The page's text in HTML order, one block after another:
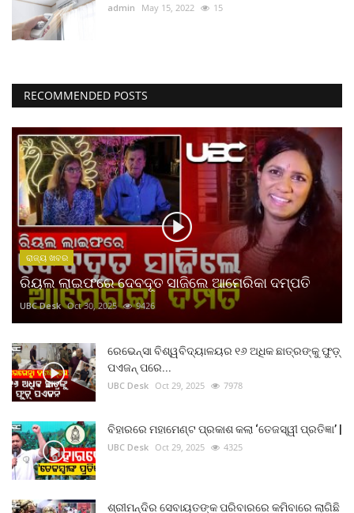
Language
admin May 15, 2022 15
RECOMMENDED POSTS
ରାଜ୍ୟ ଖବର
ରିୟଲ ଲାଇଫରେ ଦେବଦୂତ ସାଜିଲେ ଆମେରିକା ଦମ୍ପତି
UBC Desk Oct 30, 2025 9426
ରେଭେନ୍ସା ବିଶ୍ୱବିଦ୍ୟାଳୟର ୧୬ ଅଧିକ ଛାତ୍ରଙ୍କୁ ଫୁଡ଼୍
ପଏଜନ୍ ପରେ...
UBC Desk Oct 29, 2025 7978
ବିହାରରେ ମହାମେଣ୍ଟ ପ୍ରକାଶ କଲା ‘ତେଜସ୍ୱୀ ପ୍ରତିଜ୍ଞା’ |
UBC Desk Oct 29, 2025 4325
ଶ୍ରୀମନ୍ଦିର ସେବାୟତଙ୍କ ପରିବାରରେ କମିବାରେ ଲାଗିଛି